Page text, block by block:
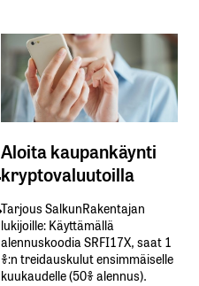
Aloita kaupankäynti
kryptovaluutoilla
Tarjous SalkunRakentajan
lukijoille: Käyttämällä​ ​
alennuskoodia​ ​SRFI17X,​ ​saat​ ​1
%:n treidauskulut​ ​ensimmäiselle​ ​
kuukaudelle​ ​(50%​ ​alennus).